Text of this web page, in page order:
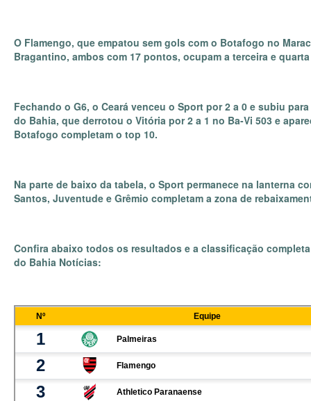
O Flamengo, que empatou sem gols com o Botafogo no
Bragantino, ambos com 17 pontos, ocupam a terceira e
Fechando o G6, o Ceará venceu o Sport por 2 a 0 e subiu
do Bahia, que derrotou o Vitória por 2 a 1 no Ba-Vi 503 e
Botafogo completam o top 10.
Na parte de baixo da tabela, o Sport permanece na lanterna
Santos, Juventude e Grêmio completam a zona de
Confira abaixo todos os resultados e a classificação
do Bahia Notícias: